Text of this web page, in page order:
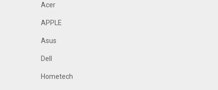
Acer
APPLE
Asus
Dell
Hometech